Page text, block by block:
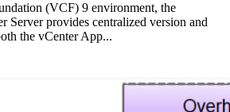
(VCF) 9 environment, the
Server provides centralized version and
the vCenter App...